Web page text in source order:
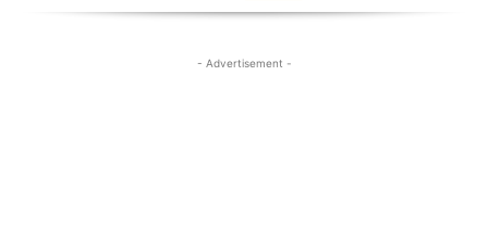
- Advertisement -